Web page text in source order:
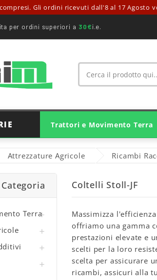
Gli ordini ricevuti dall'8 al 17 Agosto
per ordini superiori a 30€i.e.
Trattori e Movimento Terra
Attrezzature Agricole Ricambi
Terra




Coltelli Stoll-JF
Massimizza
offriamo una gamma
prestazioni elevate e
scelti per la loro
scelta per assicurare
ricambi, assicuri alla